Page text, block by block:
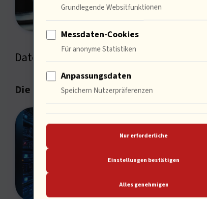
Dateiverwaltung. Wie beeinflusst das
Die Rolle der Automatisierung in der IT
Grundlegende Websitfunktionen
Messdaten-Cookies
Für anonyme Statistiken
Anpassungsdaten
Speichern Nutzerpräferenzen
Nur erforderliche
Einstellungen bestätigen
Alles genehmigen